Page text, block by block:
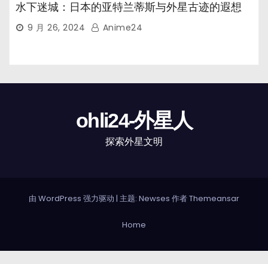
水下迷城：日本的亚特兰蒂斯与外星古迹的遐想
9 月 26, 2024 Anime24
ohli24-外星人
探索外星文明
由 WordPress 强力驱动 | 主题: Newses 作者Themeansar
Home